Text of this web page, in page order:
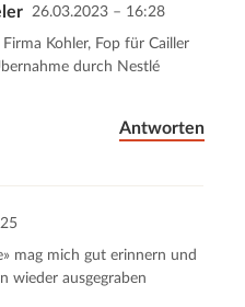
26.03.2023 – 16:28
Kohler, Fop für Cailler
durch Nestlé
Antworten
mag mich gut erinnern und
wieder ausgegraben